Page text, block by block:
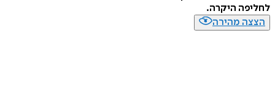
לחליפה היקרה.
הצצה מהירה